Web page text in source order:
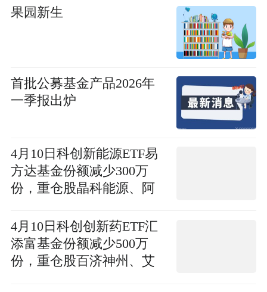
果园新生
首批公募基金产品2026年
一季报出炉
4月10日科创新能源ETF易
方达基金份额减少300万
份，重仓股晶科能源、阿
4月10日科创创新药ETF汇
添富基金份额减少500万
份，重仓股百济神州、艾